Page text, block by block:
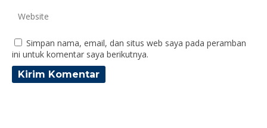
Simpan nama, email, dan situs web saya pada peramban
ini untuk komentar saya berikutnya.